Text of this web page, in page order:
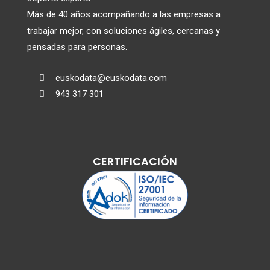
Más de 40 años acompañando a las empresas a
trabajar mejor, con soluciones ágiles, cercanas y
pensadas para personas.
 euskodata@euskodata.com
 943 317 301
CERTIFICACIÓN